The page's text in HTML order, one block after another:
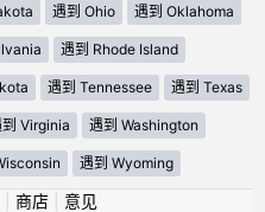
遇到 Ohio 遇到 Oklahoma
遇到 Rhode Island
遇到 Tennessee 遇到 Texas
Virginia 遇到 Washington
遇到 Wyoming
| 商店| 意见